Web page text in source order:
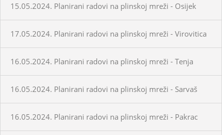
15.05.2024. Planirani radovi na plinskoj mreži - Osijek
17.05.2024. Planirani radovi na plinskoj mreži - Virovitica
16.05.2024. Planirani radovi na plinskoj mreži - Tenja
16.05.2024. Planirani radovi na plinskoj mreži - Sarvaš
16.05.2024. Planirani radovi na plinskoj mreži - Pakrac